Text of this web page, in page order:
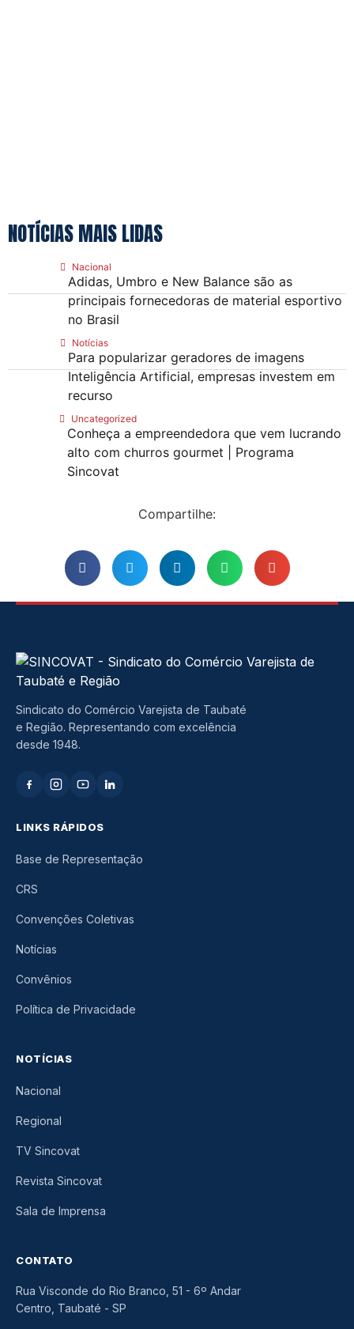
NOTÍCIAS MAIS LIDAS
Nacional
Adidas, Umbro e New Balance são as
principais fornecedoras de material esportivo
no Brasil
Notícias
Para popularizar geradores de imagens
Inteligência Artificial, empresas investem em
recurso
Uncategorized
Conheça a empreendedora que vem lucrando
alto com churros gourmet | Programa
Sincovat
Compartilhe:
Sindicato do Comércio Varejista de Taubaté
e Região. Representando com excelência
desde 1948.
LINKS RÁPIDOS
Base de Representação
CRS
Convenções Coletivas
Notícias
Convênios
Política de Privacidade
NOTÍCIAS
Nacional
Regional
TV Sincovat
Revista Sincovat
Sala de Imprensa
CONTATO
Rua Visconde do Rio Branco, 51 - 6º Andar
Centro, Taubaté - SP